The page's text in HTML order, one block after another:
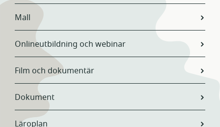
Mall
Onlineutbildning och webinar
Film och dokumentär
Dokument
Läroplan